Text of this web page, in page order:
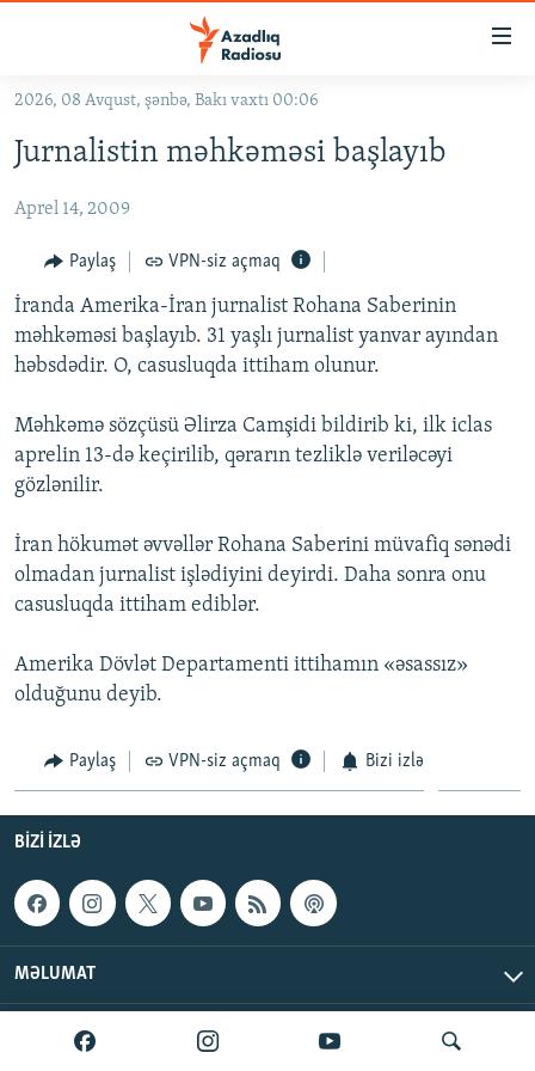
Əsas
qayıt
naviqasiyaya
Axtarışa
keç
KORRUPSIOMETR
#ƏSLINDƏ
FƏRQƏ BAX
QANUNI DOĞRU
MULTIMEDIA
VIDEO
KARIKATURA
RADIO ARXIV
İSLAM VƏ DEMOKRATIYA
PEŞƏ ETIKASI VƏ JURNALISTIKA STANDARTLARIMIZ
AZADLIQRADIOSU MOBIL TELEFONUNUZDA
XƏBƏR BÜLLETENLƏRIMIZ
BIZI IZLƏ
RFE/RL-in bütün saytları
2026, 08 Avqust, şənbə, Bakı vaxtı 00:06
Jurnalistin məhkəməsi başlayıb
Aprel 14, 2009
Paylaş VPN-siz açmaq
İranda Amerika-İran jurnalist Rohana Saberinin
məhkəməsi başlayıb. 31 yaşlı jurnalist yanvar ayından
həbsdədir. O, casusluqda ittiham olunur.
Məhkəmə sözçüsü Əlirza Camşidi bildirib ki, ilk iclas
aprelin 13-də keçirilib, qərarın tezliklə veriləcəyi
gözlənilir.
İran hökumət əvvəllər Rohana Saberini müvafiq sənədi
olmadan jurnalist işlədiyini deyirdi. Daha sonra onu
casusluqda ittiham ediblər.
Amerika Dövlət Departamenti ittihamın «əsassız»
olduğunu deyib.
Paylaş VPN-siz açmaq Bizi izlə
BIZI IZLƏ
MƏLUMAT
AzadlıqRadiosu © 2026 Inc. | Bütün hüquqlar qorunur